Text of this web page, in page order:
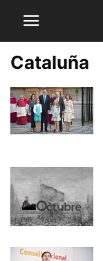
Cataluña